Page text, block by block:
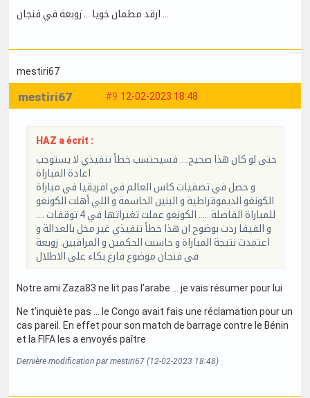
mestiri67
#9 12-02-2023 18:48
mestiri67
HAZ a écrit :
حتى لو كان هذا صحيح.... فسيحتسب خطأ تنفيذي لا يستوجب
اعادة المباراة
و حصل في تصفيات كاس العالم في افريقيا في مباراة
الكونغو الديموقراطية و البنين الحاسمة و اللي أهلت الكونغو
للمباراة الفاصلة ..... الكونغو عملت تغيراتها في 4 توقفات ....
و الفيفا ردت بوضوح ان هذا خطأ تنفيذي غير مخل بالعدالة و
اعتمدت نتيجة المباراة و حاسبت الحكمين و المراقبين. زوبعة
فى فنجان موضوع فارغ بكاء على الاطلال
Notre ami Zaza83 ne lit pas l’arabe … je vais résumer pour lui
Ne t’inquiète pas … le Congo avait fais une réclamation pour un
cas pareil. En effet pour son match de barrage contre le Bénin
et la FIFA les a envoyés paître
Dernière modification par mestiri67 (12-02-2023 18:48)